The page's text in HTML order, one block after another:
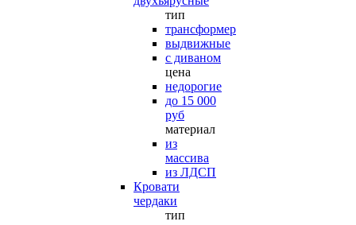
тип
трансформер
выдвижные
с диваном
цена
недорогие
до 15 000
руб
материал
из
массива
из ЛДСП
Кровати
чердаки
тип